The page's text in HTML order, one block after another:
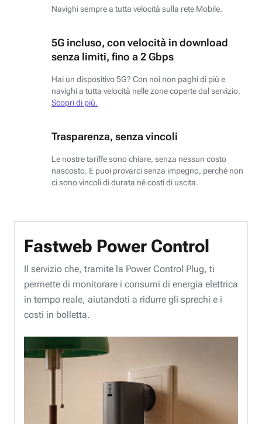
Navighi sempre a tutta velocità sulla rete Mobile.
5G incluso, con velocità in download
senza limiti, fino a 2 Gbps
Hai un dispositivo 5G? Con noi non paghi di più e
navighi a tutta velocità nelle zone coperte dal servizio.
Scopri di più.
Trasparenza, senza vincoli
Le nostre tariffe sono chiare, senza nessun costo
nascosto. E puoi provarci senza impegno, perché non
ci sono vincoli di durata né costi di uscita.
Fastweb Power Control
Il servizio che, tramite la Power Control Plug, ti
permette di monitorare i consumi di energia elettrica
in tempo reale, aiutandoti a ridurre gli sprechi e i
costi in bolletta.